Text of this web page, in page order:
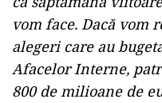
vom face. Dacă vom
alegeri care au
Afacelor Interne,
800 de milioane de